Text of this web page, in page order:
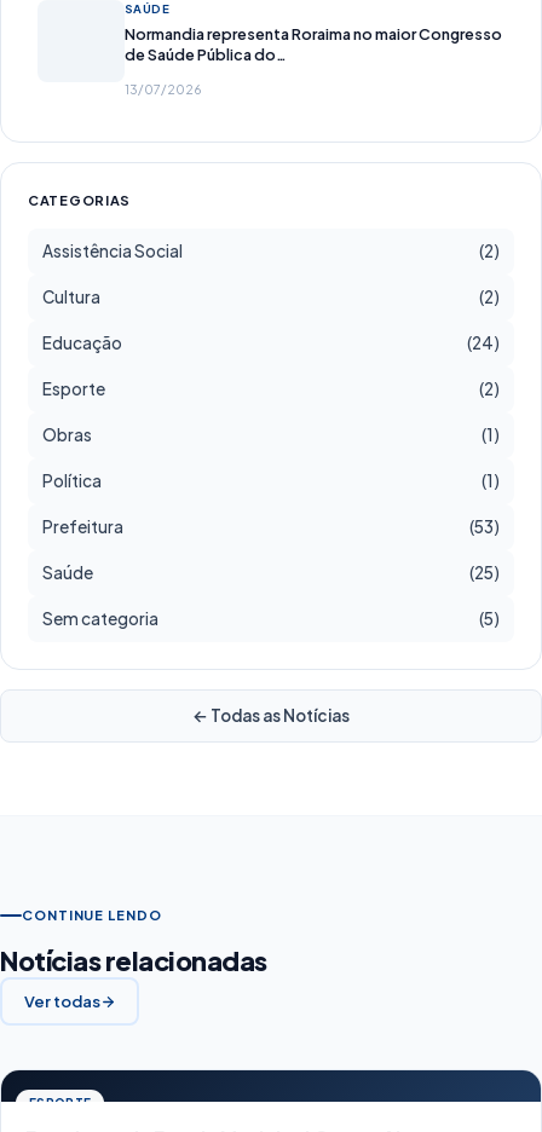
SAÚDE
Normandia representa Roraima no maior Congresso
de Saúde Pública do…
13/07/2026
CATEGORIAS
Assistência Social (2)
Cultura (2)
Educação (24)
Esporte (2)
Obras (1)
Política (1)
Prefeitura (53)
Saúde (25)
Sem categoria (5)
← Todas as Notícias
CONTINUE LENDO
Notícias relacionadas
Ver todas
ESPORTE